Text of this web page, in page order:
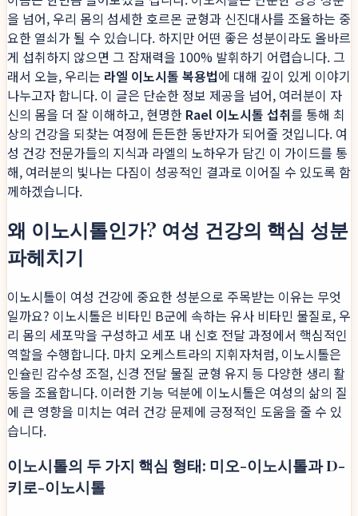
을 넘어, 우리 몸의 섬세한 호르몬 균형과 신진대사를 조율하는 중
요한 열쇠가 될 수 있습니다. 하지만 어떤 좋은 성분이라도 올바르
게 섭취하지 않으면 그 잠재력을 100% 발휘하기 어렵습니다. 그
래서 오늘, 우리는 라엘 이노시톨 복용법에 대해 깊이 있게 이야기
나누고자 합니다. 이 글은 단순한 정보 제공을 넘어, 여러분이 자
신의 몸을 더 잘 이해하고, 현명한 Rael 이노시톨 섭취를 통해 최
상의 건강을 되찾는 여정에 든든한 동반자가 되어줄 것입니다. 여
성 건강 전문가들의 지식과 라엘의 노하우가 담긴 이 가이드를 통
해, 여러분의 빛나는 다짐이 성공적인 결과로 이어질 수 있도록 함
께하겠습니다.
왜 이노시톨인가? 여성 건강의 핵심 성분
파헤치기
이노시톨이 여성 건강에 중요한 성분으로 주목받는 이유는 무엇
일까요? 이노시톨은 비타민 B군에 속하는 유사 비타민 물질로, 우
리 몸의 세포막을 구성하고 세포 내 신호 전달 과정에서 핵심적인
역할을 수행합니다. 마치 오케스트라의 지휘자처럼, 이노시톨은
인슐린 감수성 조절, 신경 전달 물질 균형 유지 등 다양한 생리 활
동을 조율합니다. 이러한 기능 덕분에 이노시톨은 여성의 삶의 질
에 큰 영향을 미치는 여러 건강 문제에 긍정적인 도움을 줄 수 있
습니다.
이노시톨의 두 가지 핵심 형태: 미오-이노시톨과 D-
키로-이노시톨